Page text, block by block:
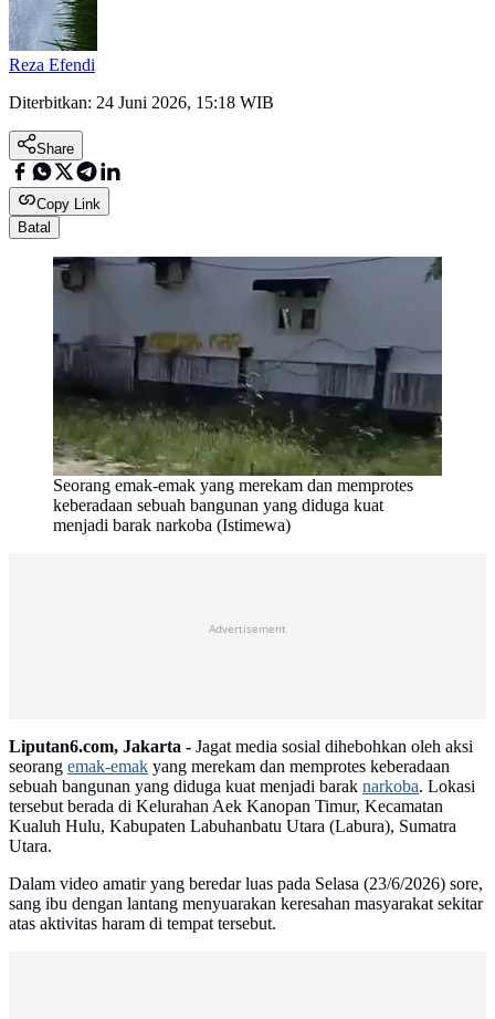
Reza Efendi
Diterbitkan: 24 Juni 2026, 15:18 WIB
Share
Copy Link
Batal
Seorang emak-emak yang merekam dan memprotes
keberadaan sebuah bangunan yang diduga kuat
menjadi barak narkoba (Istimewa)
Advertisement
Liputan6.com, Jakarta - Jagat media sosial dihebohkan oleh aksi
seorang emak-emak yang merekam dan memprotes keberadaan
sebuah bangunan yang diduga kuat menjadi barak narkoba. Lokasi
tersebut berada di Kelurahan Aek Kanopan Timur, Kecamatan
Kualuh Hulu, Kabupaten Labuhanbatu Utara (Labura), Sumatra
Utara.
Dalam video amatir yang beredar luas pada Selasa (23/6/2026) sore,
sang ibu dengan lantang menyuarakan keresahan masyarakat sekitar
atas aktivitas haram di tempat tersebut.